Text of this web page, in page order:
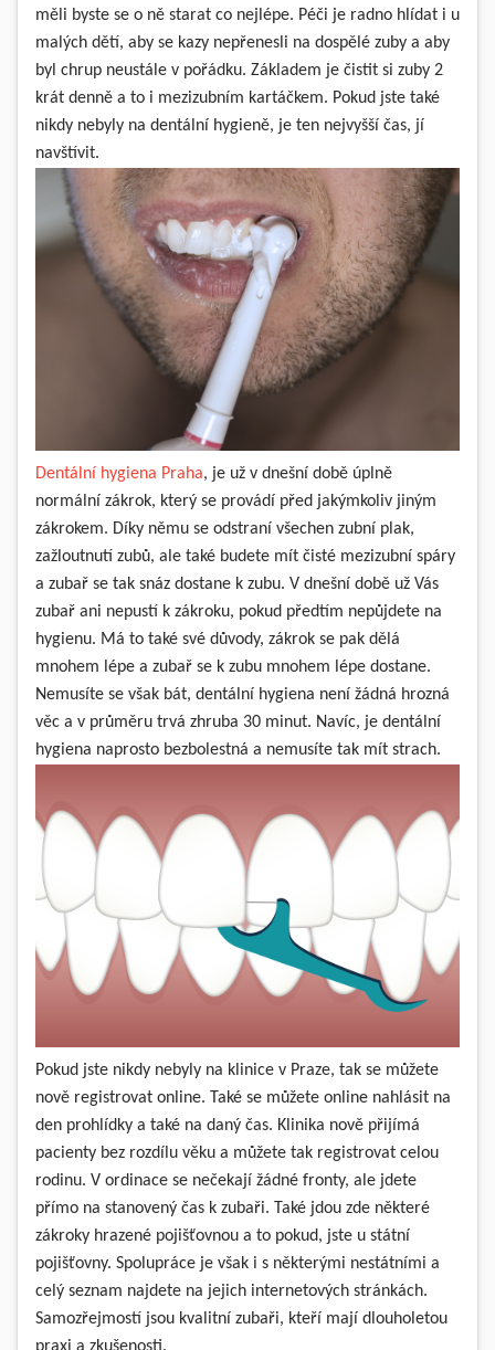
měli byste se o ně starat co nejlépe. Péči je radno hlídat i u
malých dětí, aby se kazy nepřenesli na dospělé zuby a aby
byl chrup neustále v pořádku. Základem je čistit si zuby 2
krát denně a to i mezizubním kartáčkem. Pokud jste také
nikdy nebyly na dentální hygieně, je ten nejvyšší čas, jí
navštívit.
Dentální hygiena Praha, je už v dnešní době úplně
normální zákrok, který se provádí před jakýmkoliv jiným
zákrokem. Díky němu se odstraní všechen zubní plak,
zažloutnutí zubů, ale také budete mít čisté mezizubní spáry
a zubař se tak snáz dostane k zubu. V dnešní době už Vás
zubař ani nepustí k zákroku, pokud předtím nepůjdete na
hygienu. Má to také své důvody, zákrok se pak dělá
mnohem lépe a zubař se k zubu mnohem lépe dostane.
Nemusíte se však bát, dentální hygiena není žádná hrozná
věc a v průměru trvá zhruba 30 minut. Navíc, je dentální
hygiena naprosto bezbolestná a nemusíte tak mít strach.
Pokud jste nikdy nebyly na klinice v Praze, tak se můžete
nově registrovat online. Také se můžete online nahlásit na
den prohlídky a také na daný čas. Klinika nově přijímá
pacienty bez rozdílu věku a můžete tak registrovat celou
rodinu. V ordinace se nečekají žádné fronty, ale jdete
přímo na stanovený čas k zubaři. Také jdou zde některé
zákroky hrazené pojišťovnou a to pokud, jste u státní
pojišťovny. Spolupráce je však i s některými nestátními a
celý seznam najdete na jejich internetových stránkách.
Samozřejmostí jsou kvalitní zubaři, kteří mají dlouholetou